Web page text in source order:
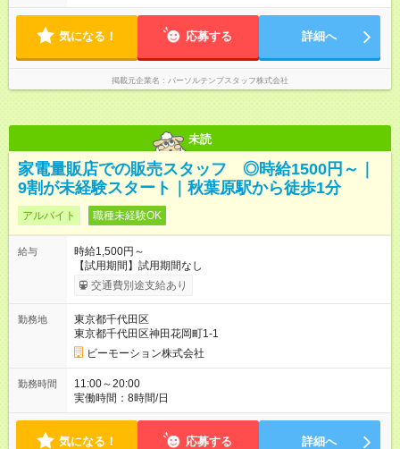
気になる！ 応募する 詳細へ
掲載元企業名 パーソルテンプスタッフ株式会社
未読
家電量販店での販売スタッフ ◎時給1500円～｜
9割が未経験スタート｜秋葉原駅から徒歩1分
アルバイト 職種未経験OK
給与
時給1,500円～
【試用期間】試用期間なし
交通費別途支給あり
勤務地
東京都千代田区
東京都千代田区神田花岡町1-1
ビーモーション株式会社
勤務時間
11:00～20:00
実働時間：8時間/日
気になる！ 応募する 詳細へ